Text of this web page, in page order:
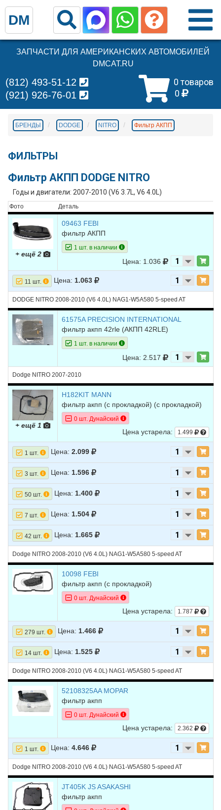
ЗАПЧАСТИ ДЛЯ АМЕРИКАНСКИХ АВТОМОБИЛЕЙ
DMCAT.RU
0 товаров
0
(812) 493-51-12
(921) 926-76-01
БРЕНДЫ DODGE NITRO Фильтр АКПП
ФИЛЬТРЫ
Фильтр АКПП DODGE NITRO
Годы и двигатели: 2007-2010 (V6 3.7L, V6 4.0L)
Фото Деталь
+ ещё 2
09463 FEBI
фильтр АКПП
1 шт. в наличии
Цена: 1.036
11 шт. Цена: 1.063
DODGE NITRO 2008-2010 (V6 4.0L) NAG1-W5A580 5-speed AT
61575A PRECISION INTERNATIONAL
фильтр акпп 42rle (АКПП 42RLE)
1 шт. в наличии
Цена: 2.517
Dodge NITRO 2007-2010
+ ещё 1
H182KIT MANN
фильтр акпп (с прокладкой) (с прокладкой)
0 шт. Дунайский
Цена устарела: 1.499
1 шт. Цена: 2.099
3 шт. Цена: 1.596
50 шт. Цена: 1.400
7 шт. Цена: 1.504
42 шт. Цена: 1.665
Dodge NITRO 2008-2010 (V6 4.0L) NAG1-W5A580 5-speed AT
10098 FEBI
фильтр акпп (с прокладкой)
0 шт. Дунайский
Цена устарела: 1.787
279 шт. Цена: 1.466
14 шт. Цена: 1.525
Dodge NITRO 2008-2010 (V6 4.0L) NAG1-W5A580 5-speed AT
52108325AA MOPAR
фильтр акпп
0 шт. Дунайский
Цена устарела: 2.362
1 шт. Цена: 4.646
Dodge NITRO 2008-2010 (V6 4.0L) NAG1-W5A580 5-speed AT
JT405K JS ASAKASHI
фильтр акпп
DM